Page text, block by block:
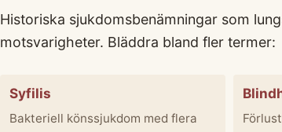
Historiska sjukdomsbenämningar som
motsvarigheter. Bläddra bland fler termer:
Syfilis
Bakteriell könssjukdom med flera